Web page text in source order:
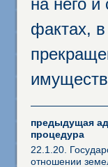
на него и
фактах, в
предыдущая
процедура
22.1.20.
отношении